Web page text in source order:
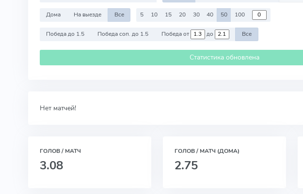
Дома На выезде Все 5 10 15 20 30 40 50 100
Победа до 1.5 Победа соп. до 1.5 Победа от до Все
Статистика обновлена
Нет матчей!
ГОЛОВ / МАТЧ
3.08
ГОЛОВ / МАТЧ (ДОМА)
2.75